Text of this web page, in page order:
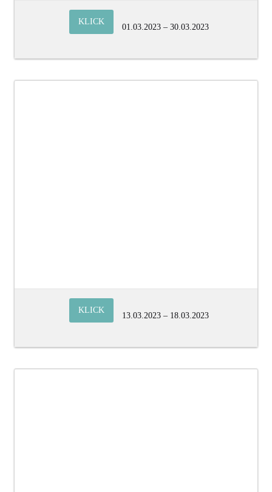
KLICK
01.03.2023 – 30.03.2023
KLICK
13.03.2023 – 18.03.2023